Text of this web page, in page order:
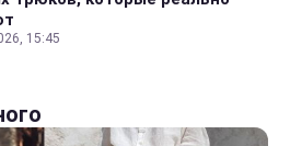
15:45